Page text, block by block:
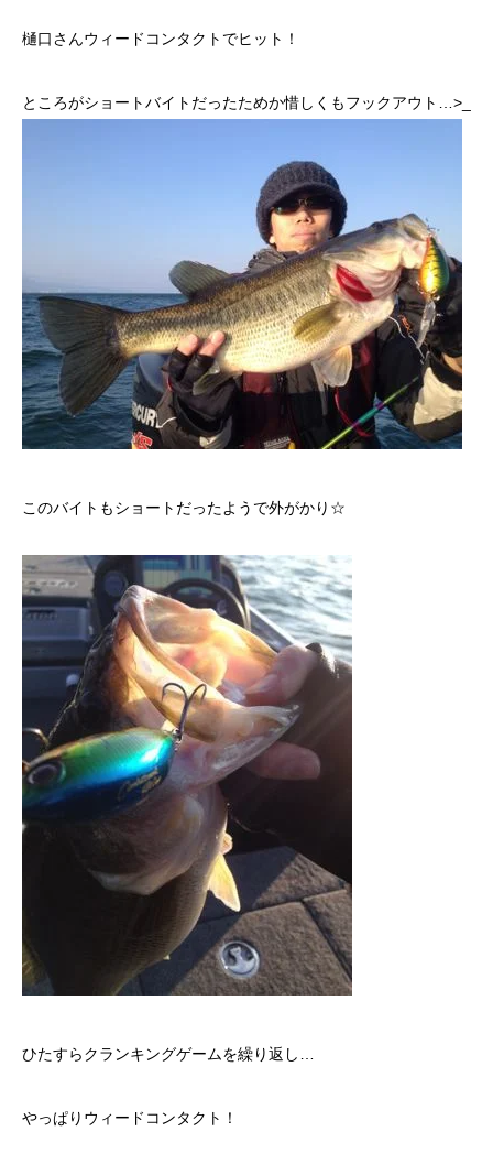
樋口さんウィードコンタクトでヒット！
ところがショートバイトだったためか惜しくもフックアウト…>_
このバイトもショートだったようで外がかり☆
ひたすらクランキングゲームを繰り返し…
やっぱりウィードコンタクト！